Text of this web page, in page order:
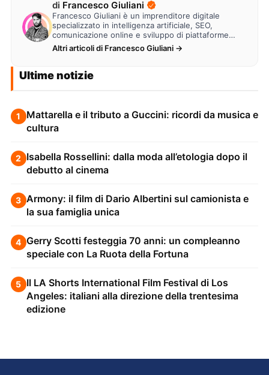
di Francesco Giuliani
Francesco Giuliani è un imprenditore digitale
specializzato in intelligenza artificiale, SEO,
comunicazione online e sviluppo di piattaforme
web. Lavora alla creazione di…
Altri articoli di Francesco Giuliani →
Ultime notizie
1
Mattarella e il tributo a Guccini: ricordi da musica e
cultura
2 Isabella Rossellini: dalla moda all’etologia dopo il
debutto al cinema
3 Armony: il film di Dario Albertini sul camionista e
la sua famiglia unica
4 Gerry Scotti festeggia 70 anni: un compleanno
speciale con La Ruota della Fortuna
5 Il LA Shorts International Film Festival di Los
Angeles: italiani alla direzione della trentesima
edizione